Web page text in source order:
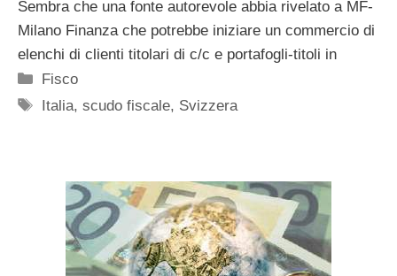
Sembra che una fonte autorevole abbia rivelato a MF-
Milano Finanza che potrebbe iniziare un commercio di
elenchi di clienti titolari di c/c e portafogli-titoli in
Categorie
Fisco
Tag
Italia,scudo fiscale, Svizzera